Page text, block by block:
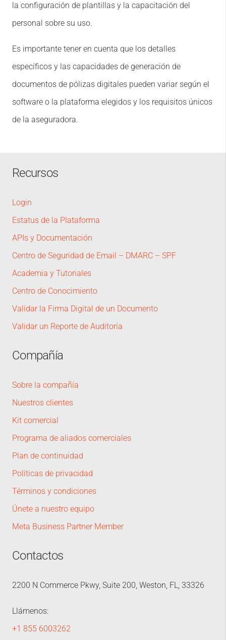
la configuración de plantillas y la capacitación del
personal sobre su uso.
Es importante tener en cuenta que los detalles
específicos y las capacidades de generación de
documentos de pólizas digitales pueden variar según el
software o la plataforma elegidos y los requisitos únicos
de la aseguradora.
Recursos
Login
Estatus de la Plataforma
APIs y Documentación
Centro de Seguridad de Email – DMARC – SPF
Academia y Tutoriales
Centro de Conocimiento
Validar la Firma Digital de un Documento
Validar un Reporte de Auditoría
Compañía
Sobre la compañía
Nuestros clientes
Kit comercial
Programa de aliados comerciales
Plan de continuidad
Políticas de privacidad
Términos y condiciones
Únete a nuestro equipo
Meta Business Partner Member
Contactos
2200 N Commerce Pkwy, Suite 200, Weston, FL, 33326
Llámenos:
+1 855 6003262